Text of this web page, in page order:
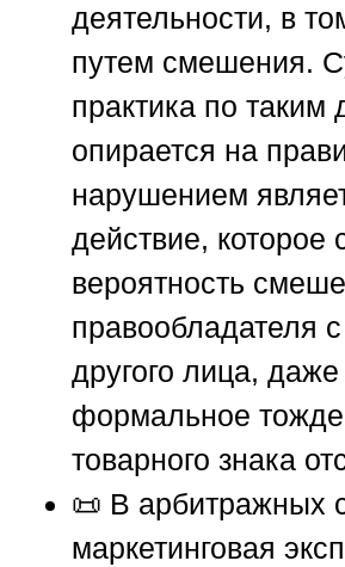
деятельности, в
путем смешения.
практика по таким
опирается на
нарушением
действие, которое
вероятность
правообладателя
другого лица,
формальное
товарного знака
📜 В арбитражных
маркетинговая